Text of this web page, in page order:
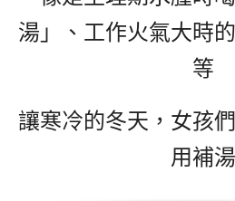
湯」、工作火氣大時
等
讓寒冷的冬天，女孩
用補湯